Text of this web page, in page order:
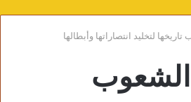
لتخليد انتصاراتها وأبطالها
الشعوب